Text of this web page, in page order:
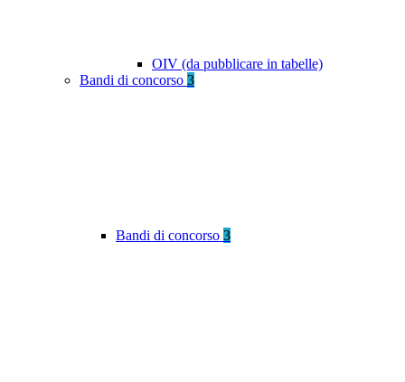
OIV (da pubblicare in tabelle)
Bandi di concorso 3
Bandi di concorso 3